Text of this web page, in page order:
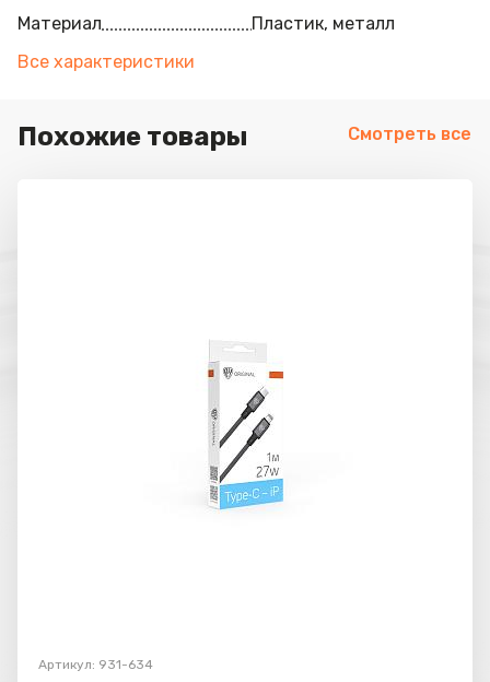
Материал
Пластик, металл
Все характеристики
Похожие товары Смотреть все
Артикул: 931-634